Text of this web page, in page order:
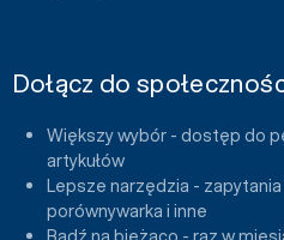
Dołącz do
Większy wybór - dostęp do
artykułów
Lepsze narzędzia -
porównywarka i inne